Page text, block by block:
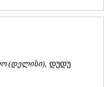
(დელისი) , დუდუ